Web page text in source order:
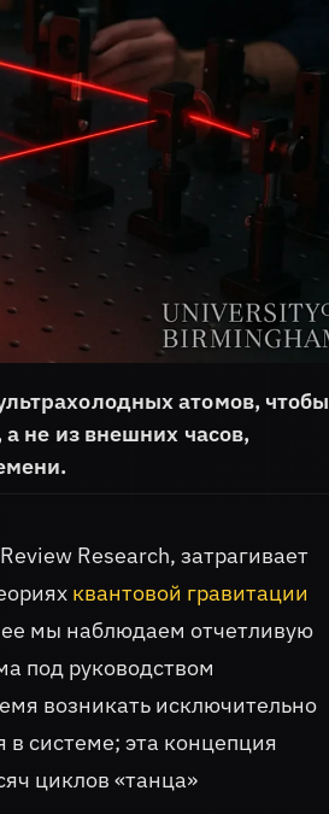
атомов, чтобы
не из внешних часов,
Research, затрагивает
квантовой гравитации
мы наблюдаем отчетливую
под руководством
возникать исключительно
системе; эта концепция
циклов «танца»